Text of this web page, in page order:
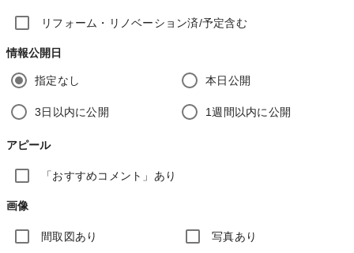
リフォーム・リノベーション済/予定含む
情報公開日
指定なし 本日公開
3日以内に公開 1週間以内に公開
アピール
「おすすめコメント」あり
画像
間取図あり 写真あり